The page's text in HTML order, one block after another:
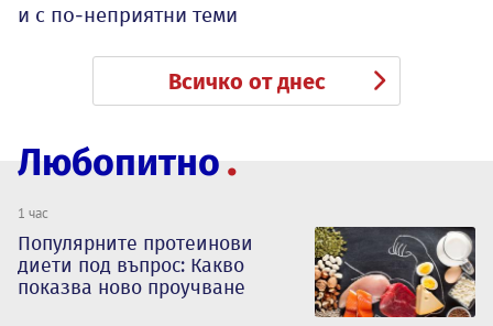
и с по-неприятни теми
Всичко от днес
Любопитно
1 час
Популярните протеинови
диети под въпрос: Какво
показва ново проучване